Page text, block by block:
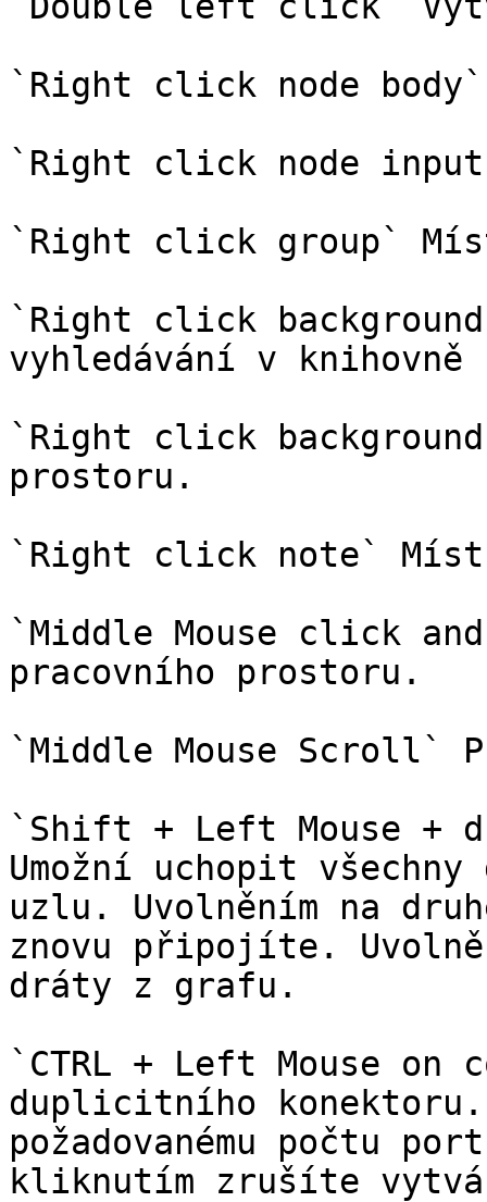
`Right click node
`Right click node
`Right click group`
`Right click
vyhledávání v knihovně
`Right click
prostoru.
`Right click note`
`Middle Mouse click
pracovního prostoru.
`Middle Mouse Scroll`
`Shift + Left Mouse +
Umožní uchopit
uzlu. Uvolněním na
znovu připojíte.
dráty z grafu.
`CTRL + Left Mouse on
duplicitního
požadovanému počtu
kliknutím zrušíte